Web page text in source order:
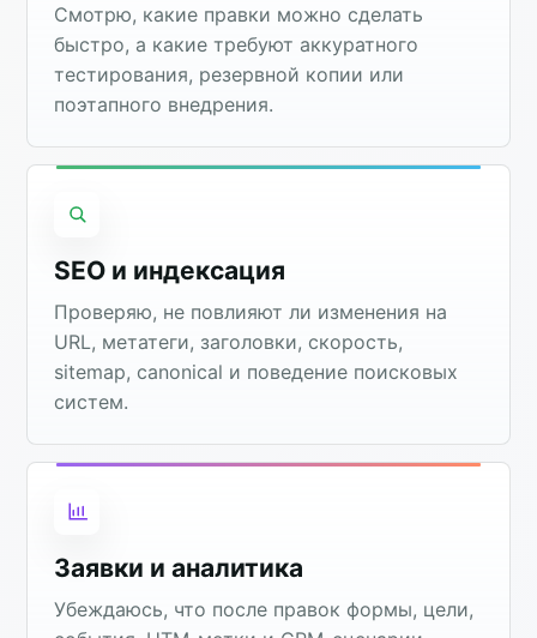
Смотрю, какие правки можно сделать
быстро, а какие требуют аккуратного
тестирования, резервной копии или
поэтапного внедрения.
SEO и индексация
Проверяю, не повлияют ли изменения на
URL, метатеги, заголовки, скорость,
sitemap, canonical и поведение поисковых
систем.
Заявки и аналитика
Убеждаюсь, что после правок формы, цели,